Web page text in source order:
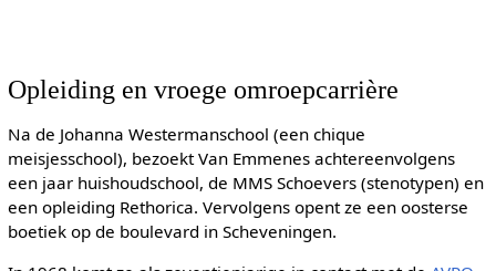
Opleiding en vroege omroepcarrière
Na de Johanna Westermanschool (een chique
meisjesschool), bezoekt Van Emmenes achtereenvolgens
een jaar huishoudschool, de MMS Schoevers (stenotypen) en
een opleiding Rethorica. Vervolgens opent ze een oosterse
boetiek op de boulevard in Scheveningen.